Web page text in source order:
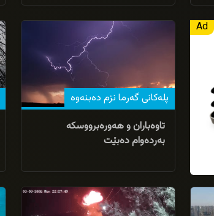
پلەکانی گەرما نزم دەبنەوە
تاوەباران و هەورەبرووسکە
بەردەوام دەبێت